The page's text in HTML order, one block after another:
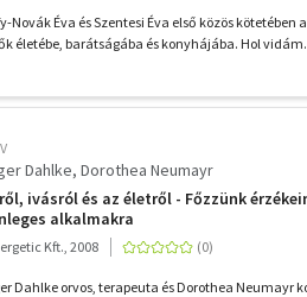
Novák Éva és Szentesi Éva első közös
életébe, barátságába és konyhájába. Hol
Dahlke Dorothea Neumayr
ivásról és az életről - Főzzünk
alkalmakra
Kft., 2008
Dahlke orvos, terapeuta és Dorothea Neumayr